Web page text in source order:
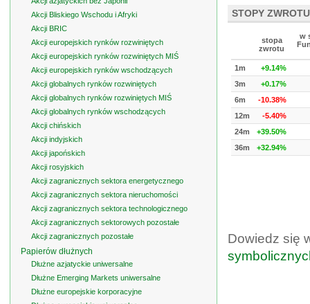
STOPY ZWROTU
stopa
zwrotu
w
1m
+9.14%
3m
+0.17%
6m
-10.38%
12m
-5.40%
24m
+39.50%
36m
+32.94%
Dowiedz się
Akcji Bliskiego Wschodu i Afryki
Akcji BRIC
Akcji europejskich rynków rozwiniętych
Akcji europejskich rynków rozwiniętych MIŚ
Akcji europejskich rynków wschodzących
Akcji globalnych rynków rozwiniętych
Akcji globalnych rynków rozwiniętych MIŚ
Akcji globalnych rynków wschodzących
Akcji chińskich
Akcji indyjskich
Akcji japońskich
Akcji rosyjskich
Akcji zagranicznych sektora energetycznego
Akcji zagranicznych sektora nieruchomości
Akcji zagranicznych sektora technologicznego
Akcji zagranicznych sektorowych pozostałe
Akcji zagranicznych pozostałe
Papierów dłużnych
Dłużne azjatyckie uniwersalne
Dłużne Emerging Markets uniwersalne
Dłużne europejskie korporacyjne